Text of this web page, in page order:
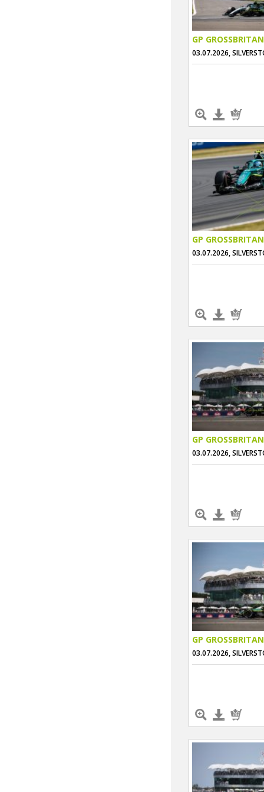
GP
03.07.2026,
GP
03.07.2026,
GP
03.07.2026,
GP
03.07.2026,